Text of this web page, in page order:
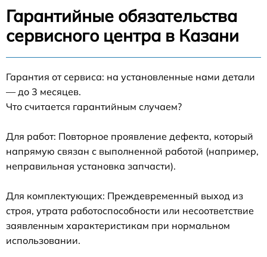
Гарантийные обязательства
сервисного центра в Казани
Гарантия от сервиса: на установленные нами детали
— до 3 месяцев.
Что считается гарантийным случаем?
Для работ: Повторное проявление дефекта, который
напрямую связан с выполненной работой (например,
неправильная установка запчасти).
Для комплектующих: Преждевременный выход из
строя, утрата работоспособности или несоответствие
заявленным характеристикам при нормальном
использовании.